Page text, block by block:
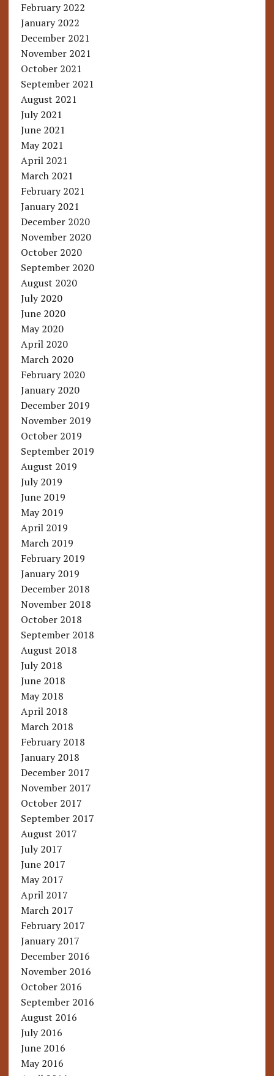
February 2022
January 2022
December 2021
November 2021
October 2021
September 2021
August 2021
July 2021
June 2021
May 2021
April 2021
March 2021
February 2021
January 2021
December 2020
November 2020
October 2020
September 2020
August 2020
July 2020
June 2020
May 2020
April 2020
March 2020
February 2020
January 2020
December 2019
November 2019
October 2019
September 2019
August 2019
July 2019
June 2019
May 2019
April 2019
March 2019
February 2019
January 2019
December 2018
November 2018
October 2018
September 2018
August 2018
July 2018
June 2018
May 2018
April 2018
March 2018
February 2018
January 2018
December 2017
November 2017
October 2017
September 2017
August 2017
July 2017
June 2017
May 2017
April 2017
March 2017
February 2017
January 2017
December 2016
November 2016
October 2016
September 2016
August 2016
July 2016
June 2016
May 2016